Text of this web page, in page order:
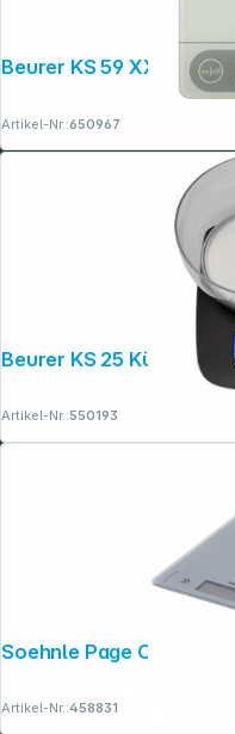
Beurer KS 59
Artikel-Nr.:650967
Beurer KS 25
Artikel-Nr.:550193
Artikel-Nr.:458831
Copyright © 2001 -